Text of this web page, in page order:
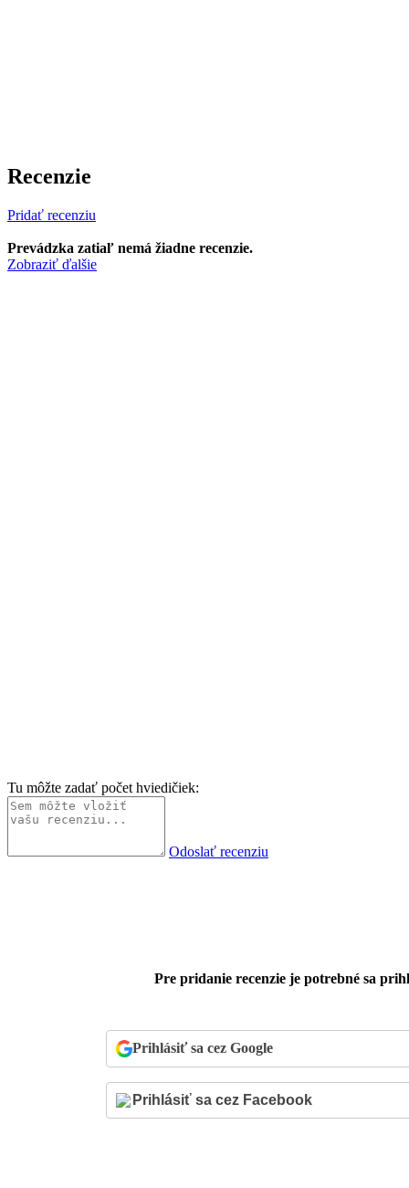
Recenzie
Pridať recenziu
Prevádzka zatiaľ nemá žiadne recenzie.
Zobraziť ďalšie
Tu môžte zadať počet hviedičiek:
Odoslať recenziu
Pre pridanie recenzie je potrebné sa
Prihlásiť sa cez Google